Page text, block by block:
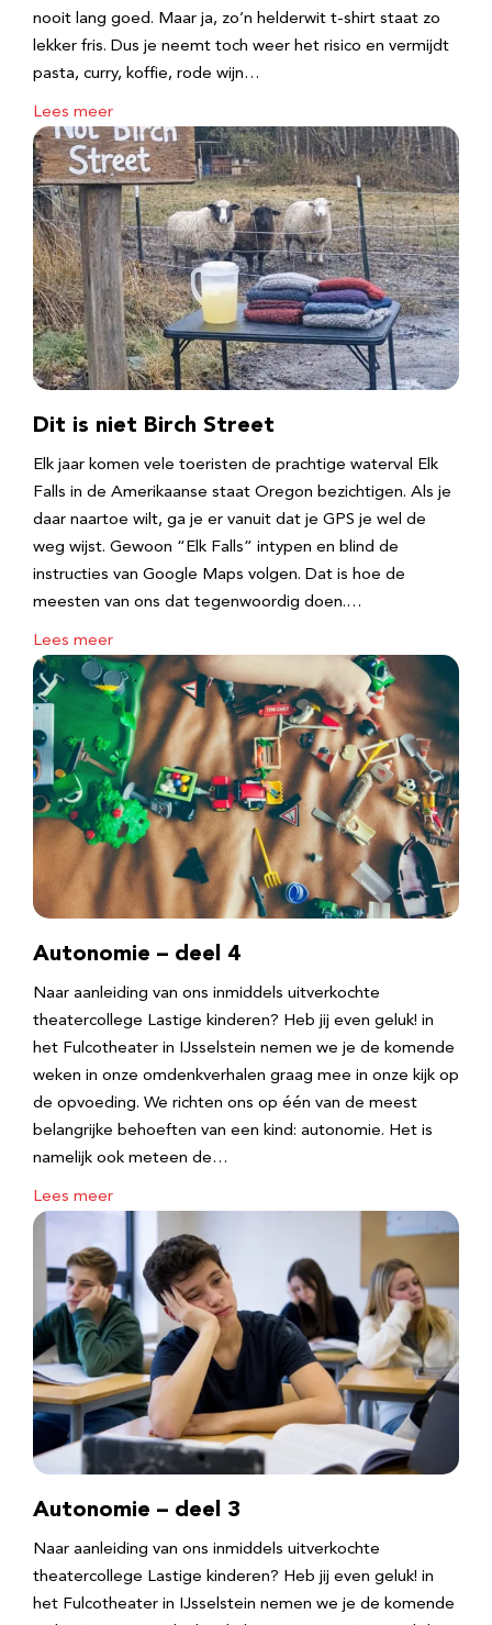
nooit lang goed. Maar ja, zo’n helderwit t-shirt staat zo
lekker fris. Dus je neemt toch weer het risico en vermijdt
pasta, curry, koffie, rode wijn…
Lees meer
Dit is niet Birch Street
Elk jaar komen vele toeristen de prachtige waterval Elk
Falls in de Amerikaanse staat Oregon bezichtigen. Als je
daar naartoe wilt, ga je er vanuit dat je GPS je wel de
weg wijst. Gewoon “Elk Falls” intypen en blind de
instructies van Google Maps volgen. Dat is hoe de
meesten van ons dat tegenwoordig doen.…
Lees meer
Autonomie – deel 4
Naar aanleiding van ons inmiddels uitverkochte
theatercollege Lastige kinderen? Heb jij even geluk! in
het Fulcotheater in IJsselstein nemen we je de komende
weken in onze omdenkverhalen graag mee in onze kijk op
de opvoeding. We richten ons op één van de meest
belangrijke behoeften van een kind: autonomie. Het is
namelijk ook meteen de…
Lees meer
Autonomie – deel 3
Naar aanleiding van ons inmiddels uitverkochte
theatercollege Lastige kinderen? Heb jij even geluk! in
het Fulcotheater in IJsselstein nemen we je de komende